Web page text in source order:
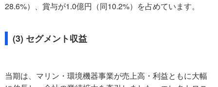
28.6%）、賞与が1.0億円（同10.2%）を占めています。
(3) セグメント収益
当期は、マリン・環境機器事業が売上高・利益ともに大幅